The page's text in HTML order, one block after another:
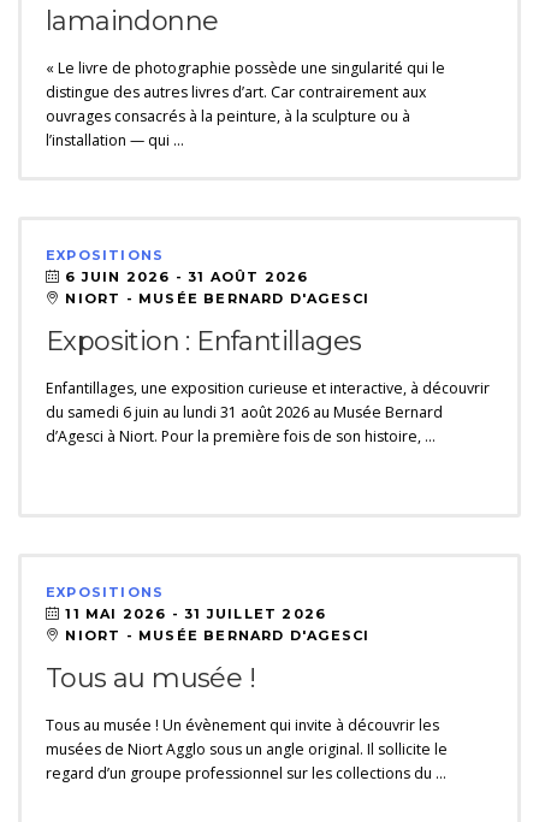
lamaindonne
« Le livre de photographie possède une singularité qui le
distingue des autres livres d’art. Car contrairement aux
ouvrages consacrés à la peinture, à la sculpture ou à
l’installation — qui …
EXPOSITIONS
6 JUIN 2026 - 31 AOÛT 2026
NIORT - MUSÉE BERNARD D'AGESCI
Exposition : Enfantillages
Enfantillages, une exposition curieuse et interactive, à découvrir
du samedi 6 juin au lundi 31 août 2026 au Musée Bernard
d’Agesci à Niort. Pour la première fois de son histoire, …
EXPOSITIONS
11 MAI 2026 - 31 JUILLET 2026
NIORT - MUSÉE BERNARD D'AGESCI
Tous au musée !
Tous au musée ! Un évènement qui invite à découvrir les
musées de Niort Agglo sous un angle original. Il sollicite le
regard d’un groupe professionnel sur les collections du …